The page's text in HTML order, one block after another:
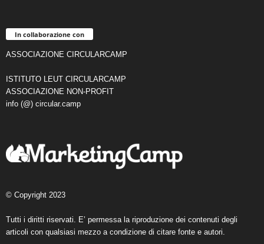
In collaborazione con
ASSOCIAZIONE CIRCULARCAMP
ISTITUTO LEUT CIRCULARCAMP
ASSOCIAZIONE NON-PROFIT
info (@) circular.camp
© Copyright 2023
Tutti i diritti riservati. E’ permessa la riproduzione dei contenuti degli
articoli con qualsiasi mezzo a condizione di citare fonte e autori.